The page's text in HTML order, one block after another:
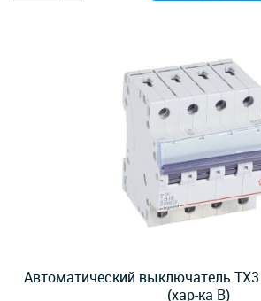
Автоматический выключатель
(хар-ка B)